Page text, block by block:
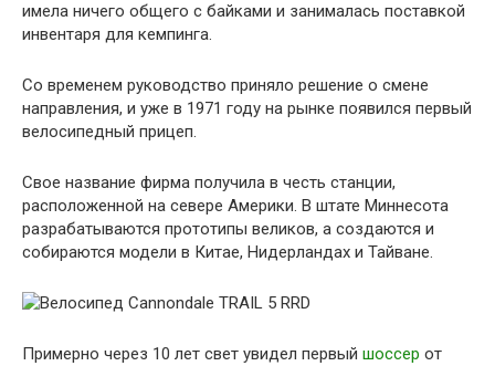
имела ничего общего с байками и занималась поставкой
инвентаря для кемпинга.
Со временем руководство приняло решение о смене
направления, и уже в 1971 году на рынке появился первый
велосипедный прицеп.
Свое название фирма получила в честь станции,
расположенной на севере Америки. В штате Миннесота
разрабатываются прототипы великов, а создаются и
собираются модели в Китае, Нидерландах и Тайване.
Примерно через 10 лет свет увидел первый шоссер от